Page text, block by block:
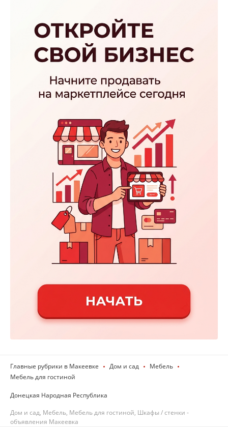
Главные рубрики в Макеевке Дом и сад
Мебель
Мебель для гостиной
Донецкая Народная Республика
Дом и сад, Мебель, Мебель для гостиной, Шкафы / стенки -
объявления Макеевка